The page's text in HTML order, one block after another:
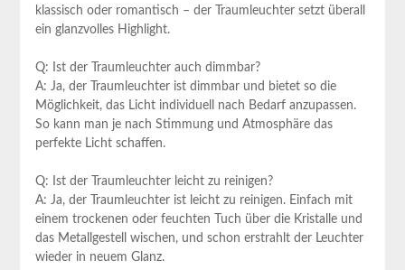
klassisch oder romantisch – der Traumleuchter setzt überall
ein glanzvolles Highlight.
Q: Ist der Traumleuchter auch ‌dimmbar?
A: Ja, der Traumleuchter ist dimmbar und⁤ bietet so die
‌Möglichkeit, das Licht individuell nach Bedarf anzupassen.
So kann man⁢ je nach Stimmung und Atmosphäre das
perfekte Licht schaffen.
Q: Ist ⁢der‍ Traumleuchter leicht zu reinigen?
A: Ja, der Traumleuchter ist leicht zu reinigen. Einfach mit
einem ‌trockenen oder feuchten Tuch über die Kristalle und
das Metallgestell wischen, und schon erstrahlt der Leuchter
wieder in neuem Glanz.